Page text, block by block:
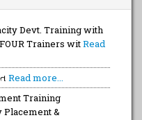
Devt. Training with
Trainers witRead
Read more...
Training
&